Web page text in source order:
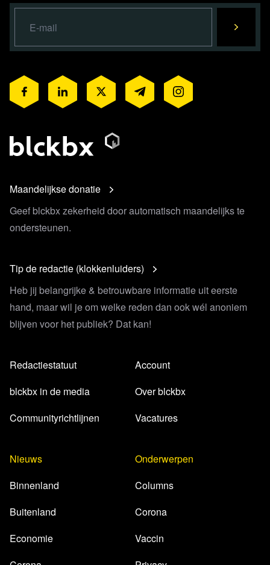
Maandelijkse donatie
Geef blckbx zekerheid door automatisch maandelijks te
ondersteunen.
Tip de redactie (klokkenluiders)
Heb jij belangrijke & betrouwbare informatie uit eerste
hand, maar wil je om welke reden dan ook wél anoniem
blijven voor het publiek? Dat kan!
Redactiestatuut
blckbx in de media
Communityrichtlijnen
Account
Over blckbx
Vacatures
Nieuws
Binnenland
Buitenland
Economie
Onderwerpen
Columns
Corona
Vaccin